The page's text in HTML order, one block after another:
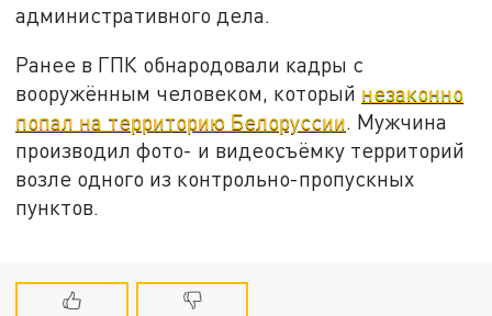
административного дела.
Ранее в ГПК обнародовали кадры с
вооружённым человеком, который незаконно
попал на территорию Белоруссии. Мужчина
производил фото- и видеосъёмку территорий
возле одного из контрольно-пропускных
пунктов.